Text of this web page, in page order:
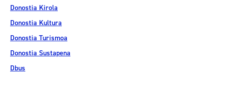
Donostia Kirola
Donostia Kultura
Donostia Turismoa
Donostia Sustapena
Dbus